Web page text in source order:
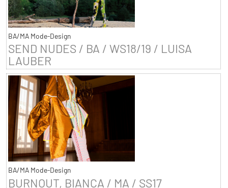
BA/MA Mode-Design
SEND NUDES / BA / WS18/19 / LUISA
LAUBER
BA/MA Mode-Design
BURNOUT, BIANCA / MA / SS17